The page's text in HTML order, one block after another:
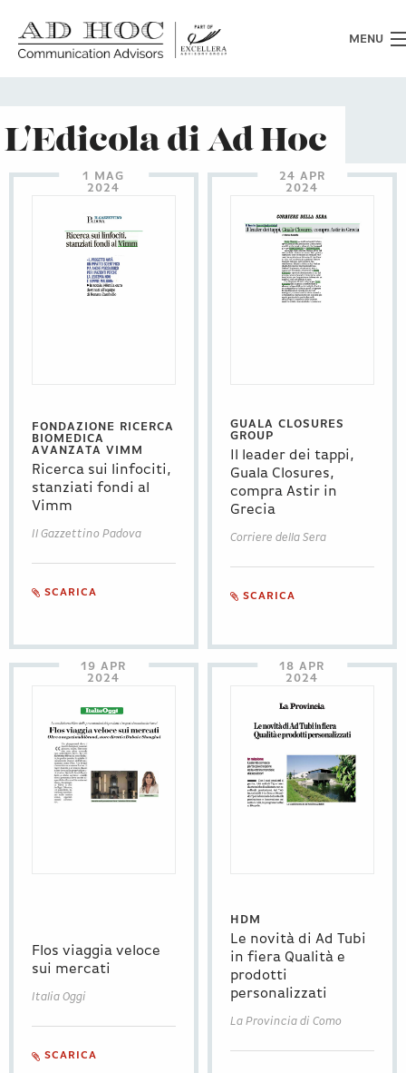
MENU
Contatti
Ita
L'Edicola di Ad Hoc
1 MAG
2024
FONDAZIONE RICERCA
BIOMEDICA
AVANZATA VIMM
Ricerca sui linfociti,
stanziati fondi al
Vimm
Il Gazzettino Padova
SCARICA
24 APR
2024
GUALA CLOSURES
GROUP
Il leader dei tappi,
Guala Closures,
compra Astir in
Grecia
Corriere della Sera
SCARICA
19 APR
2024
Flos viaggia veloce
sui mercati
Italia Oggi
SCARICA
18 APR
2024
HDM
Le novità di Ad Tubi
in fiera Qualità e
prodotti
personalizzati
La Provincia di Como